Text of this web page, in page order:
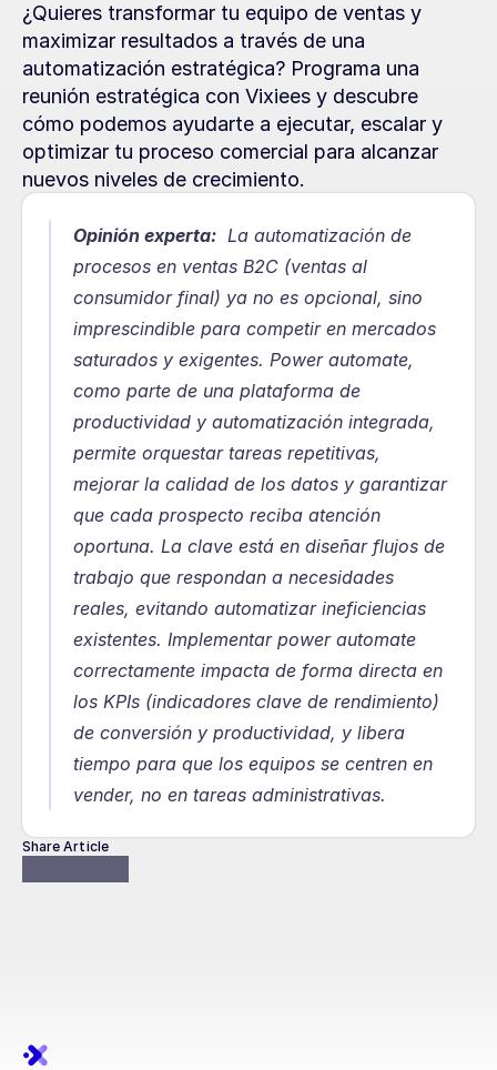
¿Quieres transformar tu equipo de ventas y
maximizar resultados a través de una
automatización estratégica? Programa una
reunión estratégica con Vixiees y descubre
cómo podemos ayudarte a ejecutar, escalar y
optimizar tu proceso comercial para alcanzar
nuevos niveles de crecimiento.
Opinión experta:
  La automatización de
procesos en ventas B2C (ventas al
consumidor final) ya no es opcional, sino
imprescindible para competir en mercados
saturados y exigentes. Power automate,
como parte de una plataforma de
productividad y automatización integrada,
permite orquestar tareas repetitivas,
mejorar la calidad de los datos y garantizar
que cada prospecto reciba atención
oportuna. La clave está en diseñar flujos de
trabajo que respondan a necesidades
reales, evitando automatizar ineficiencias
existentes. Implementar power automate
correctamente impacta de forma directa en
los KPIs (indicadores clave de rendimiento)
de conversión y productividad, y libera
tiempo para que los equipos se centren en
vender, no en tareas administrativas.
Share Article